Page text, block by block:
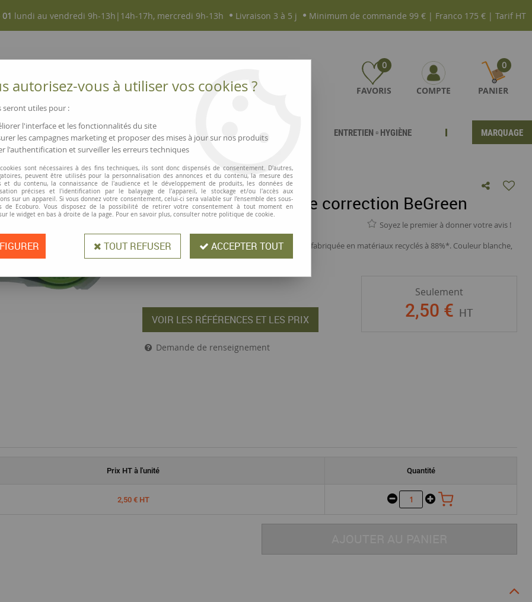
lundi au vendredi 9h-13h|14h-17h, mercredi 9h-13h Livraison 3 à 5 j Minimum de commande 99 € | Franco 175 € | Tarif HT
0
FAVORIS COMPTE
0
PANIER
NOUVEAUTÉS MAGASINS ▫ COMMERCES ENTRETIEN ▫ HYGIÈNE MARQUAGE
roller de correction BeGreen
Pilot
Recharge pour roller de correction BeGreen
Soyez le premier à donner votre avis !
La recharge du roller de correction est elle aussi fabriquée en matériaux recyclés à 88%*. Couleur blanche,
sans solvants. Ruban 4,2 mm x 6 m.
VOIR LES RÉFÉRENCES ET LES PRIX
Seulement
2,50 € HT
Demande de renseignement
Prix HT à l'unité Quantité
2,50 € HT
autorisez-vous à utiliser vos cookies ?
seront utiles pour :
l'interface et les fonctionnalités du site
les campagnes marketing et proposer des mises à jour sur nos produits
l'authentification et surveiller les erreurs techniques
sont nécessaires à des fins techniques, ils sont donc dispensés de consentement. D'autres,
peuvent être utilisés pour la personnalisation des annonces et du contenu, la mesure des
et du contenu, la connaissance de l'audience et le développement de produits, les données de
précises et l'identification par le balayage de l'appareil, le stockage et/ou l'accès aux
sur un appareil. Si vous donnez votre consentement, celui-ci sera valable sur l’ensemble des sous-
de Ecoburo. Vous disposez de la possibilité de retirer votre consentement à tout moment en
le widget en bas à droite de la page. Pour en savoir plus, consulter notre politique de cookie.
TOUT REFUSER ACCEPTER TOUT